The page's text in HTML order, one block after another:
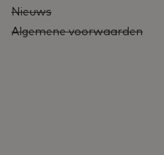
Nieuws
Algemene voorwaarden